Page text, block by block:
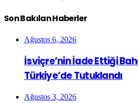
Son Bakılan Haberler
Ağustos 6, 2026
İsviçre’nin İade Ettiği
Türkiye’de Tutuklandı
Ağustos 3, 2026